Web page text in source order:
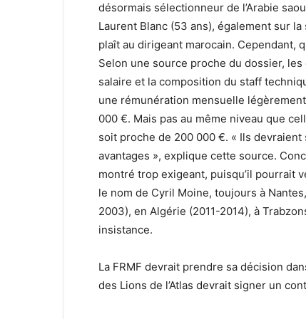
désormais sélectionneur de l’Arabie
Laurent Blanc (53 ans), également sur
plaît au dirigeant marocain. Cependant,
Selon une source proche du dossier,
salaire et la composition du staff
une rémunération mensuelle
000 €. Mais pas au même niveau que
soit proche de 200 000 €. « Ils devraient
avantages », explique cette source.
montré trop exigeant, puisqu’il pourrait
le nom de Cyril Moine, toujours à
2003), en Algérie (2011-2014), à
insistance.
La FRMF devrait prendre sa décision
des Lions de l’Atlas devrait signer un